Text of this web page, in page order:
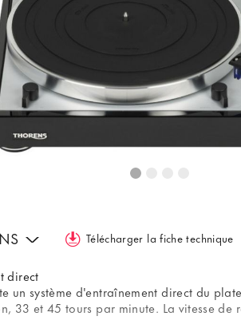
direct
un système d'entraînement direct du
33 et 45 tours par minute. La vitesse
Télécharger la fiche technique